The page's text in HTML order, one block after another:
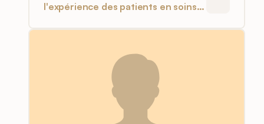
l'expérience des patients en soins